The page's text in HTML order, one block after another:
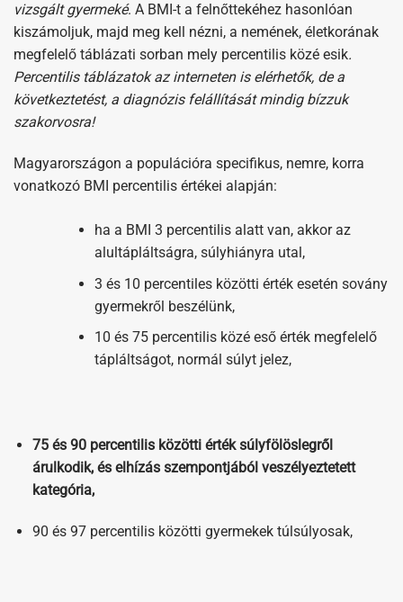
vizsgált gyermeké. A BMI-t a felnőttekéhez hasonlóan
kiszámoljuk, majd meg kell nézni, a nemének, életkorának
megfelelő táblázati sorban mely percentilis közé esik.
Percentilis táblázatok az interneten is elérhetők, de a
következtetést, a diagnózis felállítását mindig bízzuk
szakorvosra!
Magyarországon a populációra specifikus, nemre, korra
vonatkozó BMI percentilis értékei alapján:
ha a BMI 3 percentilis alatt van, akkor az
alultápláltságra, súlyhiányra utal,
3 és 10 percentiles közötti érték esetén sovány
gyermekről beszélünk,
10 és 75 percentilis közé eső érték megfelelő
tápláltságot, normál súlyt jelez,
75 és 90 percentilis közötti érték súlyfölöslegről
árulkodik, és elhízás szempontjából veszélyeztetett
kategória,
90 és 97 percentilis közötti gyermekek túlsúlyosak,